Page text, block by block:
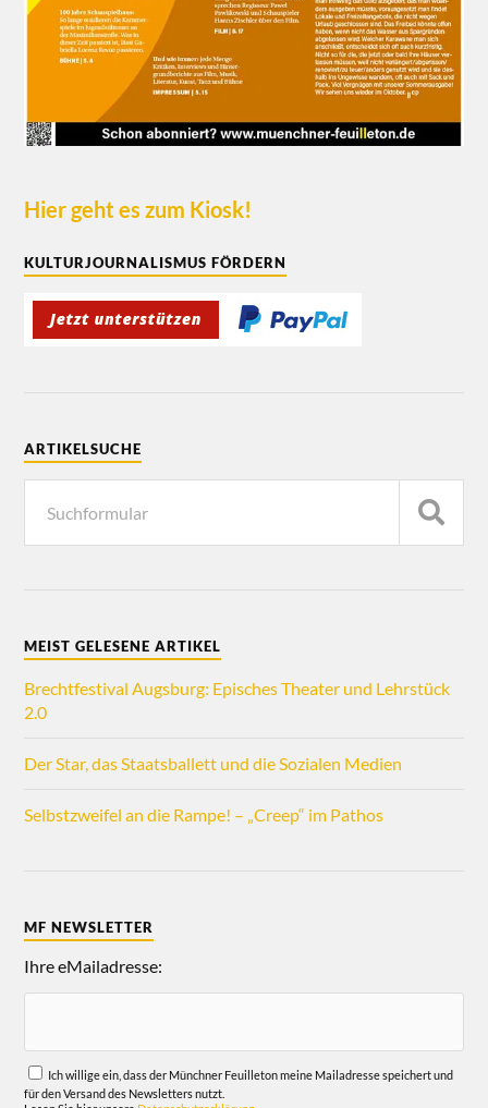
Hier geht es zum Kiosk!
KULTURJOURNALISMUS FÖRDERN
ARTIKELSUCHE
MEIST GELESENE ARTIKEL
Brechtfestival Augsburg: Episches Theater und Lehrstück
2.0
Der Star, das Staatsballett und die Sozialen Medien
Selbstzweifel an die Rampe! – „Creep“ im Pathos
MF NEWSLETTER
Ihre eMailadresse:
Ich willige ein, dass der Münchner Feuilleton meine Mailadresse speichert und
für den Versand des Newsletters nutzt.